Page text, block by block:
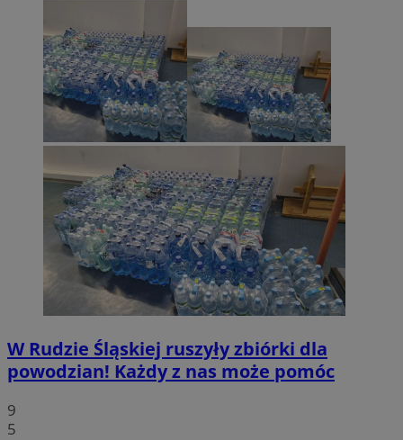
W Rudzie Śląskiej ruszyły zbiórki dla
powodzian! Każdy z nas może pomóc
9
5